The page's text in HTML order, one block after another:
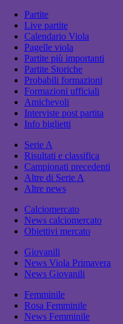
Partite
Live partite
Calendario Viola
Pagelle viola
Partite più importanti
Partite Storiche
Probabili formazioni
Formazioni ufficiali
Amichevoli
Interviste post partita
Info biglietti
Serie A
Risultati e classifica
Campionati precedenti
Altre di Serie A
Altre news
Calciomercato
News calciomercato
Obiettivi mercato
Giovanili
News Viola Primavera
News Giovanili
Femminile
Rosa Femminile
News Femminile